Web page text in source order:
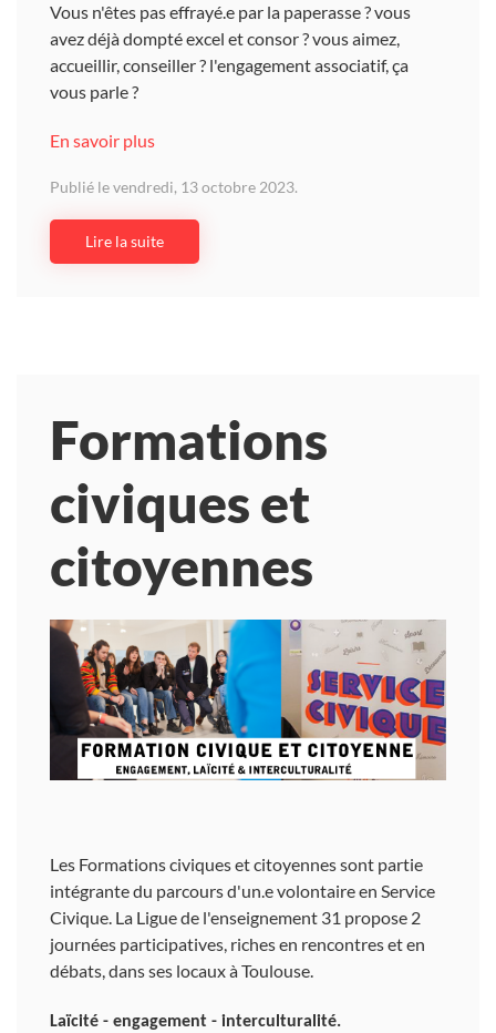
Vous n'êtes pas effrayé.e par la paperasse ? vous
avez déjà dompté excel et consor ? vous aimez,
accueillir, conseiller ? l'engagement associatif, ça
vous parle ?
En savoir plus
Publié le vendredi, 13 octobre 2023.
Lire la suite
Formations
civiques et
citoyennes
Les Formations civiques et citoyennes sont partie
intégrante du parcours d'un.e volontaire en Service
Civique. La Ligue de l'enseignement 31 propose 2
journées participatives, riches en rencontres et en
débats, dans ses locaux à Toulouse.
Laïcité - engagement - interculturalité.